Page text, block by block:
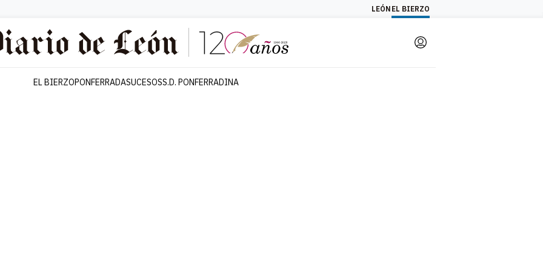
LEÓN EL BIERZO
Login
EL BIERZOPONFERRADASUCESOSS.D. PONFERRADINA